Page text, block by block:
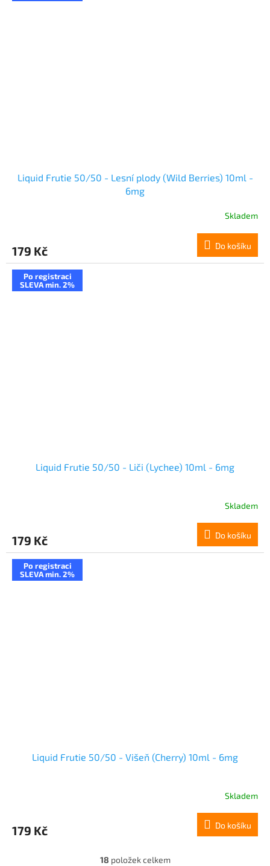
Liquid Frutie 50/50 - Lesní plody (Wild Berries) 10ml -
6mg
Skladem
179 Kč Do košíku
Po registraci
SLEVA min. 2%
Liquid Frutie 50/50 - Liči (Lychee) 10ml - 6mg
Skladem
179 Kč Do košíku
Po registraci
SLEVA min. 2%
Liquid Frutie 50/50 - Višeň (Cherry) 10ml - 6mg
Skladem
179 Kč Do košíku
18 položek celkem